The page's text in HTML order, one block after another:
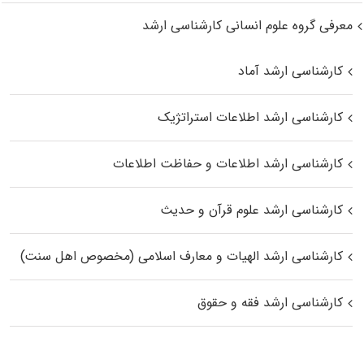
معرفی گروه علوم انسانی کارشناسی ارشد
کارشناسی ارشد آماد
کارشناسی ارشد اطلاعات استراتژیک
کارشناسی ارشد اطلاعات و حفاظت اطلاعات
کارشناسی ارشد علوم قرآن و حدیث
کارشناسی ارشد الهیات و معارف اسلامی (مخصوص اهل سنت)
کارشناسی ارشد فقه و حقوق